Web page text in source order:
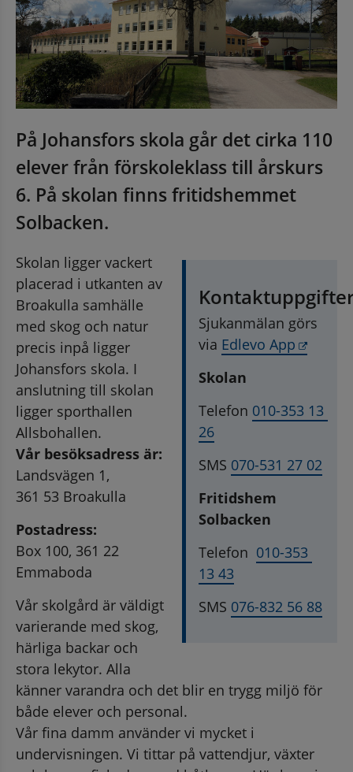
På Johansfors skola går det cirka 110
elever från förskoleklass till årskurs
6. På skolan finns fritidshemmet
Solbacken.
Sjukanmälan görs
via Edlevo App
Länk
Skolan
Telefon 010-353 13
26
SMS 070-531 27 02
Fritidshem
Solbacken
Telefon 010-353
13 43
SMS 076-832 56 88
Skolan ligger vackert
placerad i utkanten av
Broakulla samhälle
med skog och natur
precis inpå ligger
Johansfors skola. I
anslutning till skolan
ligger sporthallen
Allsbohallen.
Vår besöksadress är:
Landsvägen 1,
361 53 Broakulla
Postadress:
Box 100, 361 22
Emmaboda
Vår skolgård är väldigt
varierande med skog,
härliga backar och
stora lekytor. Alla
känner varandra och det blir en trygg miljö för
både elever och personal.
Vår fina damm använder vi mycket i
undervisningen. Vi tittar på vattendjur, växter